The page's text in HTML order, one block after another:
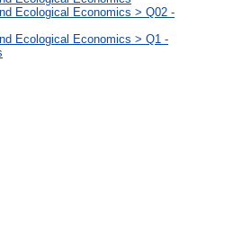
Ecological Economics > Q02 -
Ecological Economics > Q1 -